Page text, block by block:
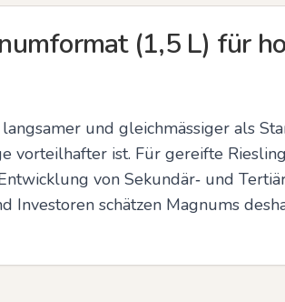
(1,5 L) für
und gleichmässiger als
vorteilhafter ist. Für gereifte
von Sekundär‑ und
Investoren schätzen Magnums